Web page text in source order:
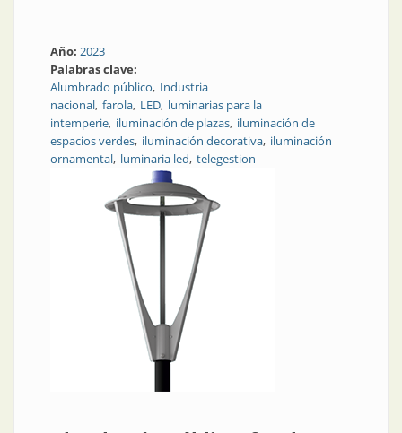
Año: 2023
Palabras clave:
Alumbrado público Industria
nacional farola LED luminarias para la
intemperie iluminación de plazas iluminación de
espacios verdes iluminación decorativa iluminación
ornamental luminaria led telegestion